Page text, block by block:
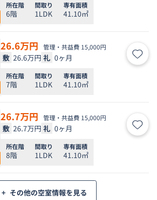
所在階
6階
間取り
1LDK
専有面積
41.10㎡
26.6万円 管理・共益費 15,000円
敷 26.6万円 礼 0ヶ月 お気
所在階
7階
間取り
1LDK
専有面積
41.10㎡
26.7万円 管理・共益費 15,000円
敷 26.7万円 礼 0ヶ月 お気
所在階
8階
間取り
1LDK
専有面積
41.10㎡
+ その他の空室情報を見る